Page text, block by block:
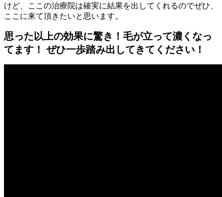
けど、ここの治療院は確実に結果を出してくれるのでぜひ、
ここに来て頂きたいと思います。
思った以上の効果に驚き！毛が立って濃くなっ
てます！ ぜひ一歩踏み出してきてください！